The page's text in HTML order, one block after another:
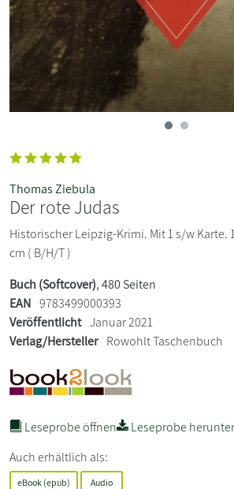
Thomas Ziebula
Der rote Judas
Historischer Leipzig-Krimi. Mit 1 s/w Karte.
cm ( B/H/T )
Buch (Softcover), 480 Seiten
EAN 9783499000393
Veröffentlicht Januar 2021
Verlag/Hersteller Rowohlt Taschenbuch
Leseprobe öffnen
Leseprobe
Auch erhältlich als:
eBook (epub)
Audio